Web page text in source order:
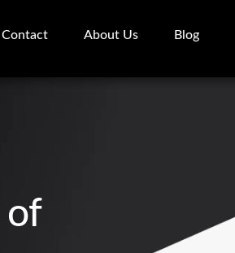
Contact About Us Blog
of